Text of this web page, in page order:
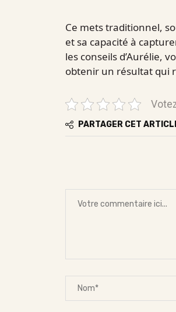
Ce mets traditionnel,
et sa capacité à
les conseils d’Aurélie,
obtenir un résultat qui
PARTAGER CET